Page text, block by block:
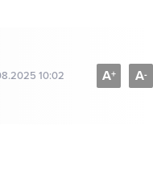
10:02 A+ A-